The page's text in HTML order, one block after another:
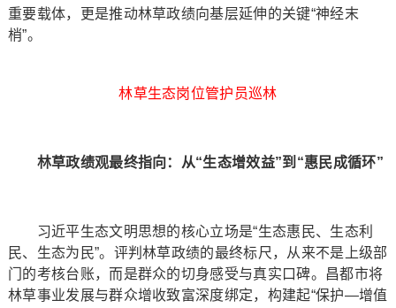
重要载体，更是推动林草政绩向基层延伸的关键“神经末
梢”。
林草生态岗位管护员巡林
林草政绩观最终指向：从“生态增效益”到“惠民成循环”
习近平生态文明思想的核心立场是“生态惠民、生态利
民、生态为民”。评判林草政绩的最终标尺，从来不是上级部
门的考核台账，而是群众的切身感受与真实口碑。昌都市将
林草事业发展与群众增收致富深度绑定，构建起“保护—增值